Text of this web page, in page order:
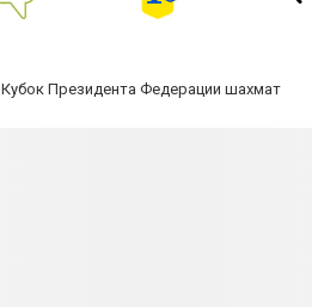
Кубок Президента Федерации шахмат